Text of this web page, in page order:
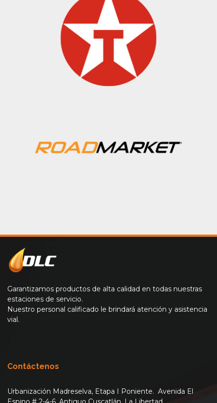
Garantizamos productos de alta calidad en todas nuestras
estaciones de servicio.
Nuestro personal calificado le brindará atención y asistencia
vial.
Contáctenos
Urbanización Madreselva, Etapa I Poniente. Avenida El